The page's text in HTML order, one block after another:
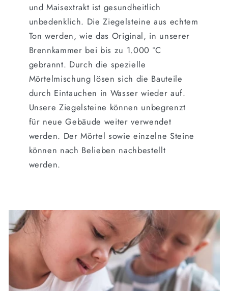
und Maisextrakt ist gesundheitlich
unbedenklich. Die Ziegelsteine aus echtem
Ton werden, wie das Original, in unserer
Brennkammer bei bis zu 1.000 °C
gebrannt. Durch die spezielle
Mörtelmischung lösen sich die Bauteile
durch Eintauchen in Wasser wieder auf.
Unsere Ziegelsteine können unbegrenzt
für neue Gebäude weiter verwendet
werden. Der Mörtel sowie einzelne Steine
können nach Belieben nachbestellt
werden.